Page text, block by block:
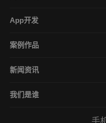
集团企业官网
营销网站设计
商城网站定制
App开发
电商App开发
金融App开发
社交App开发
案例作品
品牌网站建设
微信小程序
新闻资讯
学习课堂
我们是谁
手